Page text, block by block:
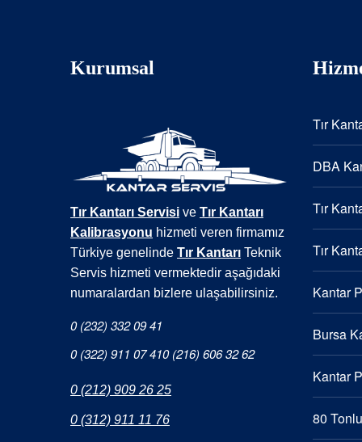
Kurumsal
Tır Kantarı Servisi ve Tır Kantarı
Kalibrasyonu hizmeti veren firmamız
Türkiye genelinde Tır Kantarı Teknik
Servis hizmeti vermektedir aşağıdaki
numaralardan bizlere ulaşabilirsiniz.
0 (232) 332 09 41
0 (322) 911 07 410 (216) 606 32 62
0 (212) 909 26 25
0 (312) 911 11 76
Tır
DBA
Tır
Tır
Kantar
Bursa
Kantar
80